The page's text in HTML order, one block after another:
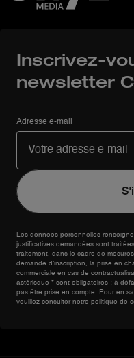
Inscrivez-
newsletter
Adresse e-mail
Les données personnelles
justificatives demandées sont
traitement, dans le cadre de
demande d’inscription, la prise en
commerciale en cas de
astérisque * sont obligatoires ; à
pas être prise en compte. Pour en
veuillez consulter notre politique de